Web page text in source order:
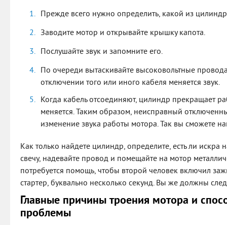
Прежде всего нужно определить, какой из
Заводите мотор и открывайте крышку капота.
Послушайте звук и запомните его.
По очереди вытаскивайте высоковольтные
отключении того или иного кабеля меняется звук.
Когда кабель отсоединяют, цилиндр прекращает
меняется. Таким образом, неисправный
изменение звука работы мотора. Так вы сможете
Как только найдете цилиндр, определите, есть ли искра
свечу, надевайте провод и помещайте на мотор
потребуется помощь, чтобы второй человек включил
стартер, буквально несколько секунд. Вы же должны
Главные причины троения мотора и
проблемы